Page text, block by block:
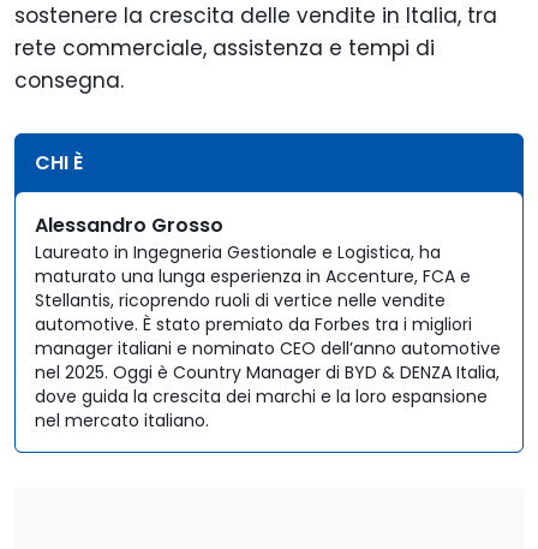
sostenere la crescita delle vendite in Italia, tra
rete commerciale, assistenza e tempi di
consegna.
CHI È
Alessandro Grosso
Laureato in Ingegneria Gestionale e Logistica, ha
maturato una lunga esperienza in Accenture, FCA e
Stellantis, ricoprendo ruoli di vertice nelle vendite
automotive. È stato premiato da Forbes tra i migliori
manager italiani e nominato CEO dell’anno automotive
nel 2025. Oggi è Country Manager di BYD & DENZA Italia,
dove guida la crescita dei marchi e la loro espansione
nel mercato italiano.